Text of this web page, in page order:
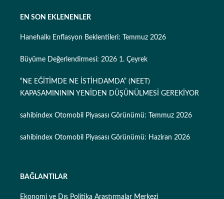
EN SON EKLENENLER
Hanehalkı Enflasyon Beklentileri: Temmuz 2026
Büyüme Değerlendirmesi: 2026 1. Çeyrek
“NE EĞİTİMDE NE İSTİHDAMDA” (NEET)
KAPASAMINININ YENİDEN DÜŞÜNÜLMESİ GEREKİYOR
sahibindex Otomobil Piyasası Görünümü: Temmuz 2026
sahibindex Otomobil Piyasası Görünümü: Haziran 2026
BAĞLANTILAR
Ekonomi ve Dış Politika Araştırmalar Merkezi